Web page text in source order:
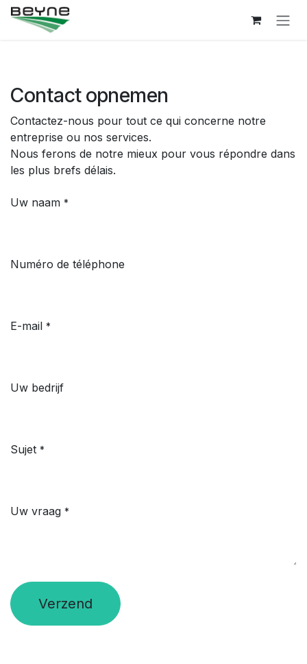
Se rendre au contenu
Contact opnemen
Contactez-nous pour tout ce qui concerne notre
entreprise ou nos services.
Nous ferons de notre mieux pour vous répondre dans
les plus brefs délais.
Uw naam *
Numéro de téléphone
E-mail *
Uw bedrijf
Sujet *
Uw vraag *
Verzend